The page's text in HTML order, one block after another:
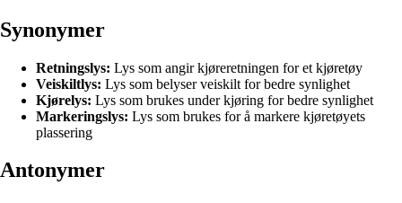
Synonymer
Retningslys: Lys som angir kjøreretningen for et kjøretøy
Veiskiltlys: Lys som belyser veiskilt for bedre synlighet
Kjørelys: Lys som brukes under kjøring for bedre synlighet
Markeringslys: Lys som brukes for å markere kjøretøyets
plassering
Antonymer